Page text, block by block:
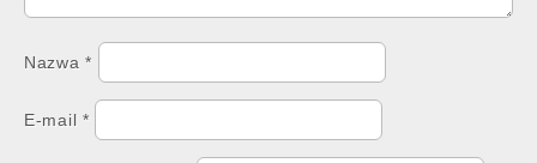
Nazwa*
E-mail *